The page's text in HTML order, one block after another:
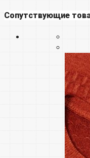
Сопутствующие